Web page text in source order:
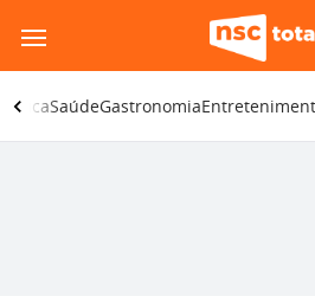
para
o
conteúdo
SaúdeGastronomia